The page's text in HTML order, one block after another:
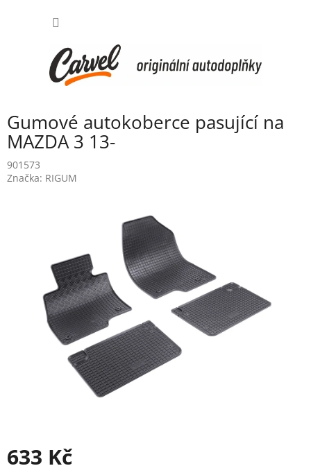
Gumové autokoberce pasující na
MAZDA 3 13-
901573
Značka: RIGUM
633 Kč